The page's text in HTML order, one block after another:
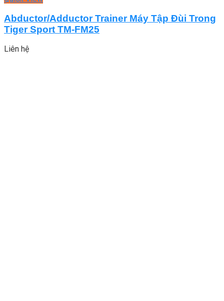
Abductor/Adductor Trainer Máy Tập Đùi Trong
Tiger Sport TM-FM25
Liên hệ